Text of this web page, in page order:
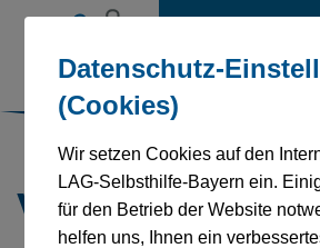
Datenschutz-
(Cookies)
Wir setzen Cookies auf den
LAG-Selbsthilfe-Bayern ein.
für den Betrieb der Website
helfen uns, Ihnen ein
VbA –